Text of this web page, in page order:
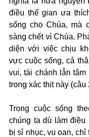
điều thế gian ưa
sống cho Chúa, mà
sàng chết vì Chúa.
diện với việc chịu
vực cuộc sống, cả
vui, tài chánh lẫn
trong xác thịt này (câu
Trong cuộc sống
chúng ta dù làm điều
bị sỉ nhục, vu oan, chỉ